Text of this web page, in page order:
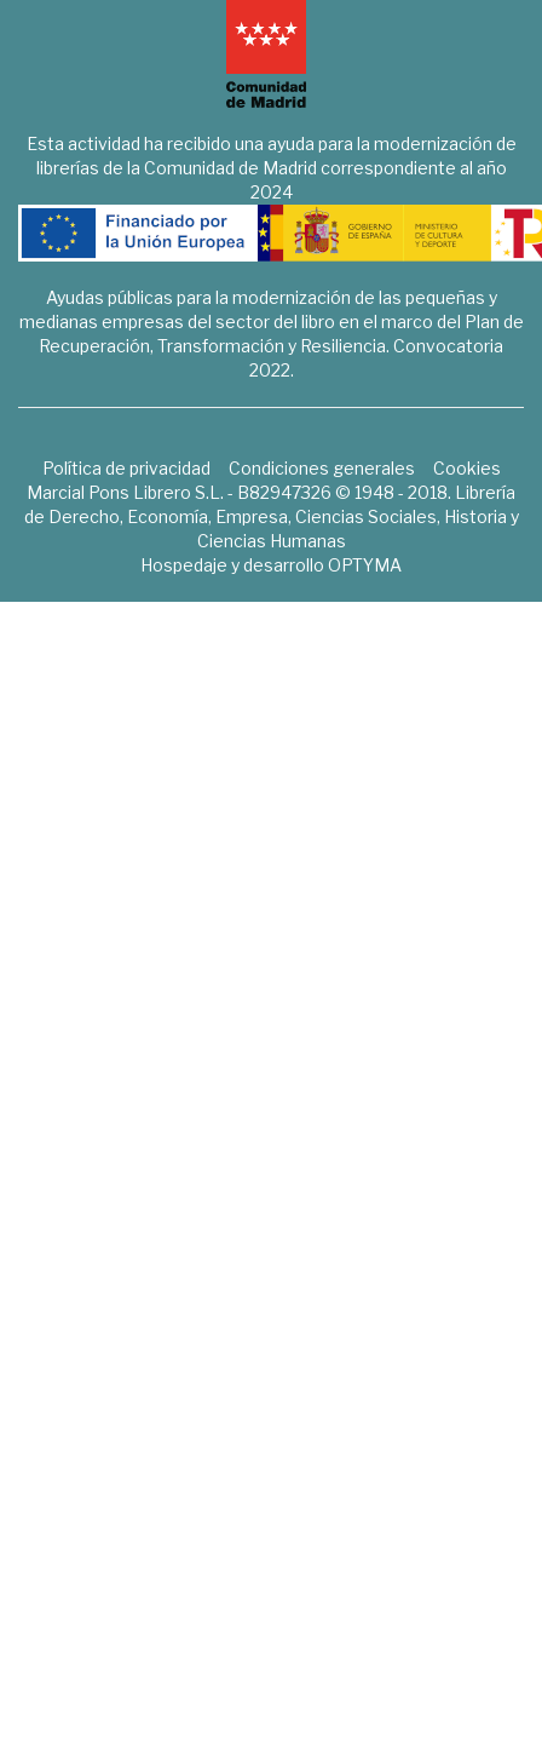
Esta actividad ha recibido una ayuda para la modernización de
librerías de la Comunidad de Madrid correspondiente al año
2024
Ayudas públicas para la modernización de las pequeñas y
medianas empresas del sector del libro en el marco del Plan de
Recuperación, Transformación y Resiliencia. Convocatoria
2022.
Política de privacidad Condiciones generales
Cookies
Marcial Pons Librero S.L. - B82947326 © 1948 - 2018. Librería
de Derecho, Economía, Empresa, Ciencias Sociales, Historia y
Ciencias Humanas
Hospedaje y desarrollo OPTYMA